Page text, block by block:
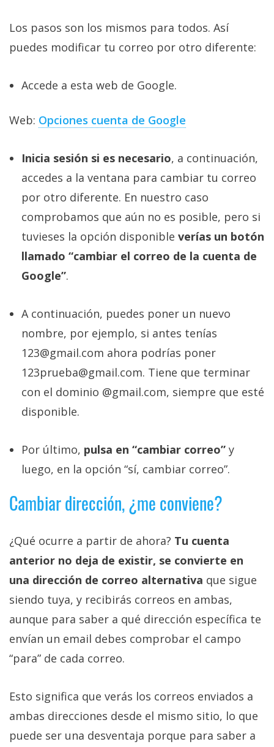
Legal
digital donde
noticias sobre
ordenadores,
informática,
videojuegos,
comparativas,
trucos y
El Grupo
Informático
(CC) 2006-
Algunos
reservados.
Los pasos son los mismos para todos. Así
puedes modificar tu correo por otro diferente:
Accede a esta web de Google.
Web: Opciones cuenta de Google
Inicia sesión si es necesario, a continuación,
accedes a la ventana para cambiar tu correo
por otro diferente. En nuestro caso
comprobamos que aún no es posible, pero si
tuvieses la opción disponible verías un botón
llamado “cambiar el correo de la cuenta de
Google”.
A continuación, puedes poner un nuevo
nombre, por ejemplo, si antes tenías
123@gmail.com ahora podrías poner
123prueba@gmail.com. Tiene que terminar
con el dominio @gmail.com, siempre que esté
disponible.
Por último, pulsa en “cambiar correo” y
luego, en la opción “sí, cambiar correo”.
Cambiar dirección, ¿me conviene?
¿Qué ocurre a partir de ahora? Tu cuenta
anterior no deja de existir, se convierte en
una dirección de correo alternativa que sigue
siendo tuya, y recibirás correos en ambas,
aunque para saber a qué dirección específica te
envían un email debes comprobar el campo
“para” de cada correo.
Esto significa que verás los correos enviados a
ambas direcciones desde el mismo sitio, lo que
puede ser una desventaja porque para saber a